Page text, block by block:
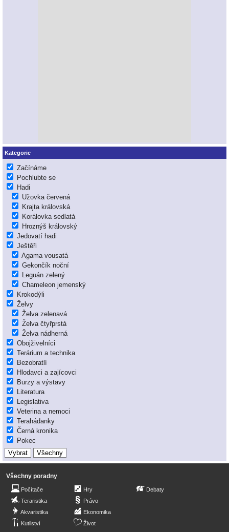
Kategorie
Začínáme
Pochlubte se
Hadi
Užovka červená
Krajta královská
Korálovka sedlatá
Hroznýš královský
Jedovatí hadi
Ještěři
Agama vousatá
Gekončík noční
Leguán zelený
Chameleon jemenský
Krokodýli
Želvy
Želva zelenavá
Želva čtyřprstá
Želva nádherná
Obojživelníci
Terárium a technika
Bezobratlí
Hlodavci a zajícovci
Burzy a výstavy
Literatura
Legislativa
Veterina a nemoci
Terahádanky
Černá kronika
Pokec
Všechny poradny
Počítače
Teraristika
Akvaristika
Kutilství
Hry
Právo
Ekonomika
Život
Debaty